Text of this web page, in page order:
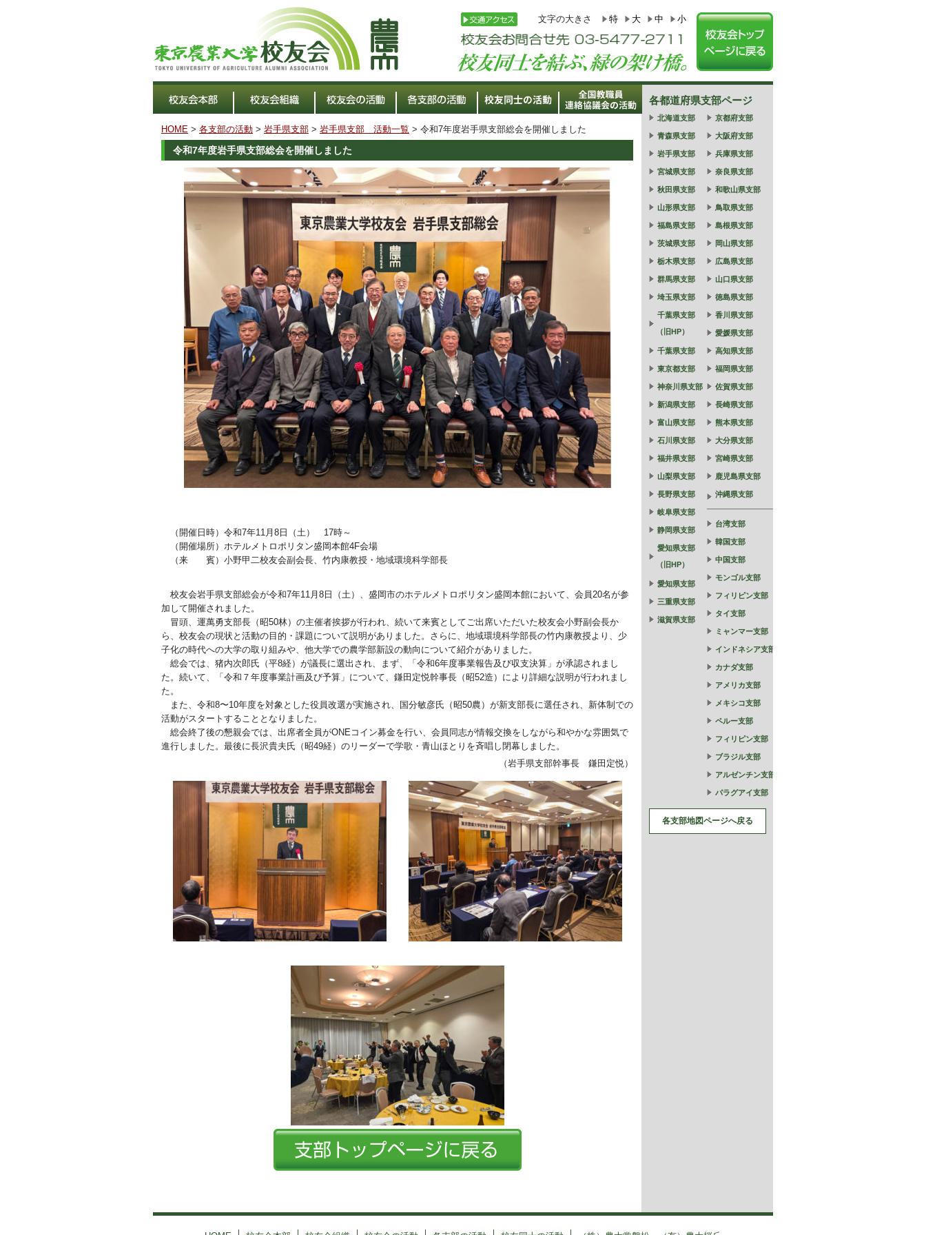
文字の大きさ 特 大 中 小
HOME > 各支部の活動 > 岩手県支部 > 岩手県支部 活動一覧 > 令和7年度岩手県支部総会を開催しました
令和7年度岩手県支部総会を開催しました
（開催日時）令和7年11月8日（土） 17時～
（開催場所）ホテルメトロポリタン盛岡本館4F会場
（来 賓）小野甲二校友会副会長、竹内康教授・地域環境科学部長
校友会岩手県支部総会が令和7年11月8日（土）、盛岡市のホテルメトロポリタン盛岡本館において、会員20名が参
加して開催されました。
冒頭、運萬勇支部長（昭50林）の主催者挨拶が行われ、続いて来賓としてご出席いただいた校友会小野副会長か
ら、校友会の現状と活動の目的・課題について説明がありました。さらに、地域環境科学部長の竹内康教授より、少
子化の時代への大学の取り組みや、他大学での農学部新設の動向について紹介がありました。
総会では、猪内次郎氏（平8経）が議長に選出され、まず、「令和6年度事業報告及び収支決算」が承認されまし
た。続いて、「令和７年度事業計画及び予算」について、鎌田定悦幹事長（昭52造）により詳細な説明が行われまし
た。
また、令和8〜10年度を対象とした役員改選が実施され、国分敏彦氏（昭50農）が新支部長に選任され、新体制での
活動がスタートすることとなりました。
総会終了後の懇親会では、出席者全員がONEコイン募金を行い、会員同志が情報交換をしながら和やかな雰囲気で
進行しました。最後に長沢貴夫氏（昭49経）のリーダーで学歌・青山ほとりを斉唱し閉幕しました。
（岩手県支部幹事長 鎌田定悦）
各都道府県支部ページ
北海道支部
青森県支部
岩手県支部
宮城県支部
秋田県支部
山形県支部
福島県支部
茨城県支部
栃木県支部
群馬県支部
埼玉県支部
千葉県支部
（旧HP）
千葉県支部
東京都支部
神奈川県支部
新潟県支部
富山県支部
石川県支部
福井県支部
山梨県支部
長野県支部
岐阜県支部
静岡県支部
愛知県支部
（旧HP）
愛知県支部
三重県支部
滋賀県支部
京都府支部
大阪府支部
兵庫県支部
奈良県支部
和歌山県支部
鳥取県支部
島根県支部
岡山県支部
広島県支部
山口県支部
徳島県支部
香川県支部
愛媛県支部
高知県支部
福岡県支部
佐賀県支部
長崎県支部
熊本県支部
大分県支部
宮崎県支部
鹿児島県支部
沖縄県支部
台湾支部
韓国支部
中国支部
モンゴル支部
フィリピン支部
タイ支部
ミャンマー支部
インドネシア支部
カナダ支部
アメリカ支部
メキシコ支部
ペルー支部
フィリピン支部
ブラジル支部
アルゼンチン支部
パラグアイ支部
各支部地図ページへ戻る